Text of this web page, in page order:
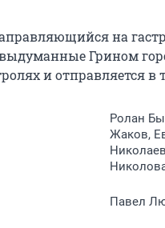
на
Грином
и отправляется в
Ролан
Жаков,
Павел